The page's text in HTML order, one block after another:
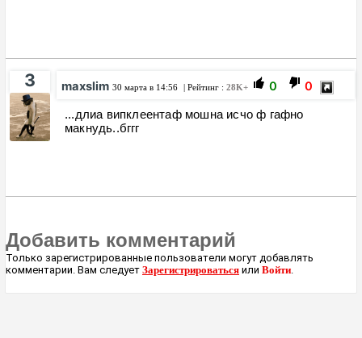
3 maxslim 30 марта в 14:56 | Рейтинг : 28K+ 0 0
...длиа випклеентаф мошна исчо ф гафно
макнудь..бггг
Добавить комментарий
Только зарегистрированные пользователи могут добавлять
комментарии. Вам следует Зарегистрироваться или Войти.